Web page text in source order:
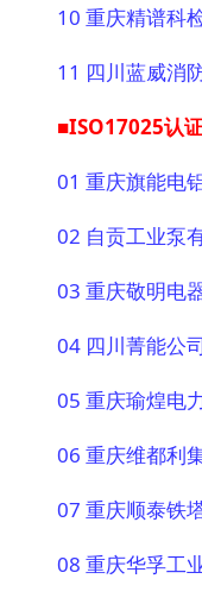
10 重庆精谱科
11 四川蓝威消
■ISO17025认
01 重庆旗能电
02 自贡工业泵
03 重庆敬明电
04 四川菁能公
05 重庆瑜煌电
06 重庆维都利
07 重庆顺泰铁
08 重庆华孚工